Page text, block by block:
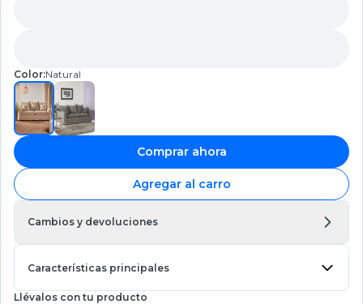
Color:Natural
Comprar ahora
Agregar al carro
Cambios y devoluciones
Características principales
Llévalos con tu producto